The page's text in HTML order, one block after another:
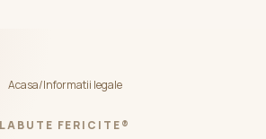
Acasa/Informatii legale
LABUTE FERICITE®